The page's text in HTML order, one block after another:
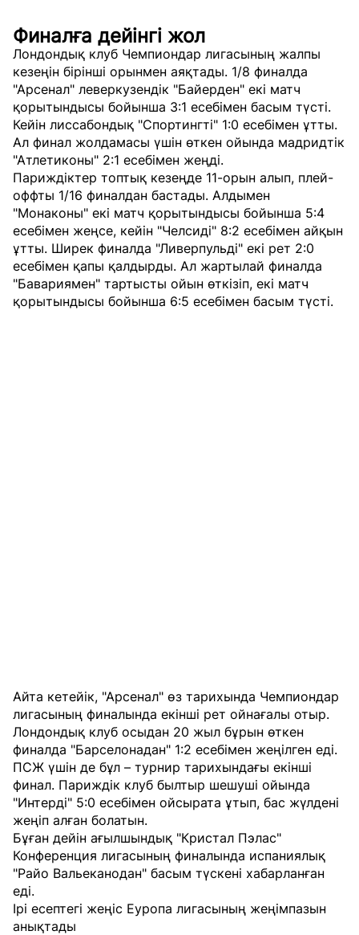
Финалға дейінгі жол
Лондондық клуб Чемпиондар лигасының жалпы
кезеңін бірінші орынмен аяқтады. 1/8 финалда
"Арсенал" леверкузендік "Байерден" екі матч
қорытындысы бойынша 3:1 есебімен басым түсті.
Кейін лиссабондық "Спортингті" 1:0 есебімен ұтты.
Ал финал жолдамасы үшін өткен ойында мадридтік
"Атлетиконы" 2:1 есебімен жеңді.
Париждіктер топтық кезеңде 11-орын алып, плей-
оффты 1/16 финалдан бастады. Алдымен
"Монаконы" екі матч қорытындысы бойынша 5:4
есебімен жеңсе, кейін "Челсиді" 8:2 есебімен айқын
ұтты. Ширек финалда "Ливерпульді" екі рет 2:0
есебімен қапы қалдырды. Ал жартылай финалда
"Бавариямен" тартысты ойын өткізіп, екі матч
қорытындысы бойынша 6:5 есебімен басым түсті.
Айта кетейік, "Арсенал" өз тарихында Чемпиондар
лигасының финалында екінші рет ойнағалы отыр.
Лондондық клуб осыдан 20 жыл бұрын өткен
финалда "Барселонадан" 1:2 есебімен жеңілген еді.
ПСЖ үшін де бұл – турнир тарихындағы екінші
финал. Париждік клуб былтыр шешуші ойында
"Интерді" 5:0 есебімен ойсырата ұтып, бас жүлдені
жеңіп алған болатын.
Бұған дейін ағылшындық "Кристал Пэлас"
Конференция лигасының финалында испаниялық
"Райо Вальеканодан" басым түскені хабарланған
еді.
Ірі есептегі жеңіс Еуропа лигасының жеңімпазын
анықтады